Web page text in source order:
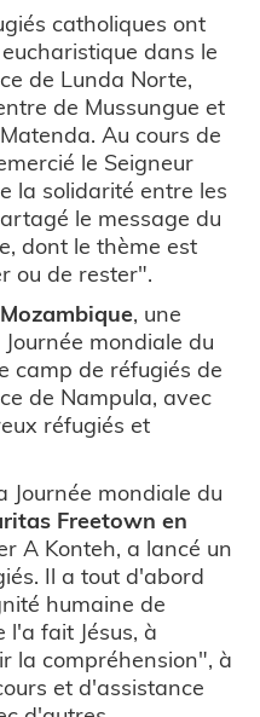
catholiques ont
dans le
de Lunda Norte,
de Mussungue et
Au cours de
le Seigneur
la solidarité entre les
le message du
dont le thème est
ou de rester".
Mozambique, une
mondiale du
camp de réfugiés de
de Nampula, avec
réfugiés et
Journée mondiale du
Freetown en
A Konteh, a lancé un
Il a tout d'abord
humaine de
l'a fait Jésus, à
la compréhension", à
et d'assistance